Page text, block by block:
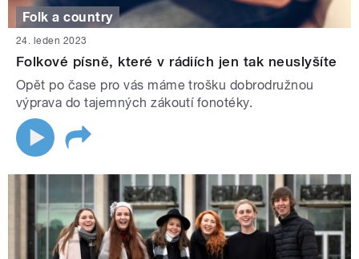
Folk a country
24. leden 2023
Folkové písně, které v rádiích jen tak neuslyšíte
Opět po čase pro vás máme trošku dobrodružnou
výprava do tajemných zákoutí fonotéky.